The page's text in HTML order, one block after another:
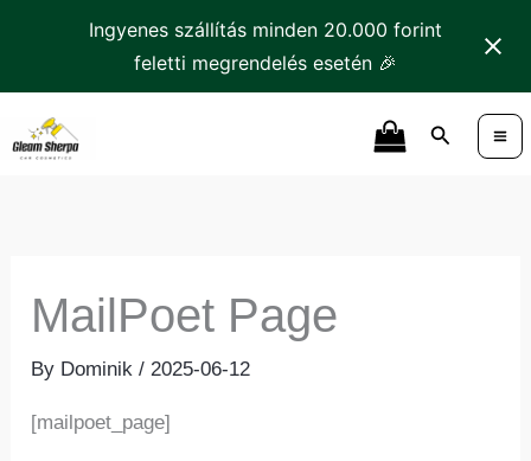
Ingyenes szállítás minden 20.000 forint
feletti megrendelés esetén 🎉
content
Search
MailPoet Page
By Dominik/2025-06-12
[mailpoet_page]